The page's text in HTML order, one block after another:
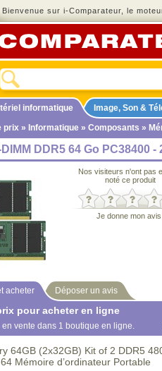
Bienvenue sur i-Comparateur, le
informatique Image, Son &
prix » Informatique » Composants »
DDR5 64 Go PC38400 -
Nos visiteurs n'ont pas
noté ce produit
Je donne mon avis
acheter Déposer un avis
pour acheter en ligne
vente dans 1 boutique en ligne.
64GB (2x32GB) Kit of 2 DDR5
Mémoire d’ordinateur Portable